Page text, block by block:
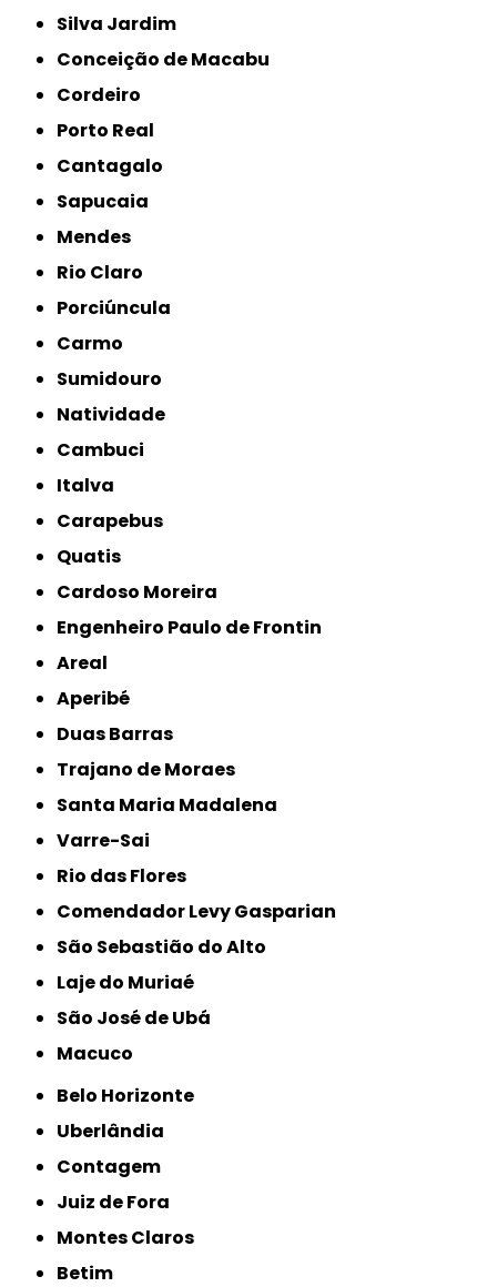
Silva Jardim
Conceição de Macabu
Cordeiro
Porto Real
Cantagalo
Sapucaia
Mendes
Rio Claro
Porciúncula
Carmo
Sumidouro
Natividade
Cambuci
Italva
Carapebus
Quatis
Cardoso Moreira
Engenheiro Paulo de Frontin
Areal
Aperibé
Duas Barras
Trajano de Moraes
Santa Maria Madalena
Varre-Sai
Rio das Flores
Comendador Levy Gasparian
São Sebastião do Alto
Laje do Muriaé
São José de Ubá
Macuco
Belo Horizonte
Uberlândia
Contagem
Juiz de Fora
Montes Claros
Betim